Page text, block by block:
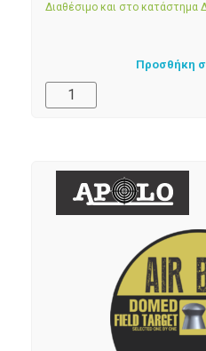
Διαθέσιμο και στο
Προσθήκη